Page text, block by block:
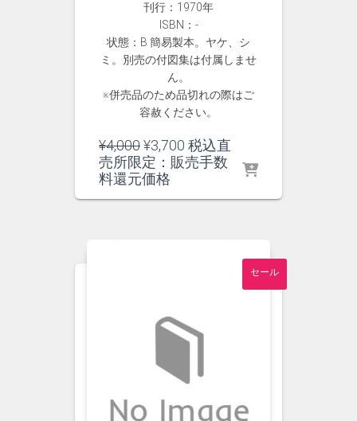
刊行：1970年
ISBN：-
状態：B 簡易製本。ヤケ、シ
ミ。別売の付図集は付属しませ
ん。
※併売品のため品切れの際はご
容赦ください。
¥4,000元
の
価
¥3,700 現
在
税込直
売所限定：販売手数
料還元価格
セール